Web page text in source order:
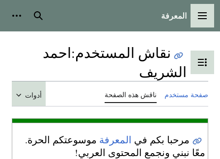
القائمة الرئيسية
المعرفة بحث
تبديل عرض جدول المحتويات
نقاش المستخدم:احمد
الشريف
مستخدم ناقش هذه الصفحة
مرحبا بكم في المعرفةموسوعتكم الحرة.
نبني ونجمع المحتوى العربي!